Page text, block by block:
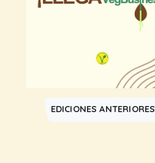
EDICIONES ANTERIORES